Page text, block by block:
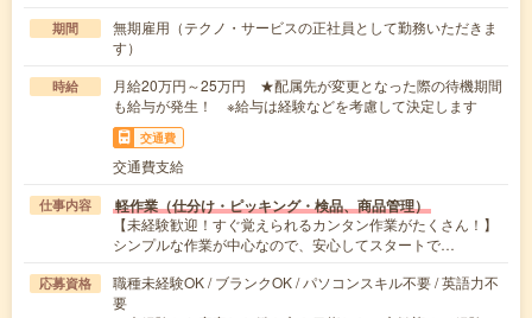
期間
無期雇用（テクノ・サービスの正社員として勤務いただきま
す）
時給
月給20万円～25万円 ★配属先が変更となった際の待機期間
も給与が発生！ ※給与は経験などを考慮して決定します
交通費
交通費支給
仕事内容 軽作業（仕分け・ピッキング・検品、商品管理）
【未経験歓迎！すぐ覚えられるカンタン作業がたくさん！】
シンプルな作業が中心なので、安心してスタートで…
応募資格
職種未経験OK / ブランクOK / パソコンスキル不要 / 英語力不
要